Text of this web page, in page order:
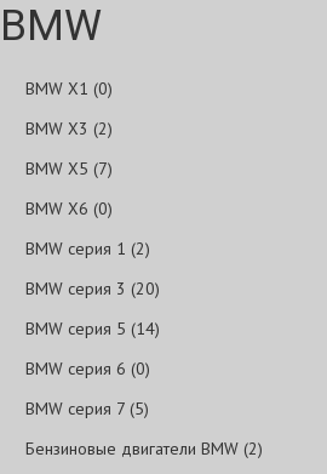
BMW
BMW X1 (0)
BMW X3 (2)
BMW X5 (7)
BMW X6 (0)
BMW серия 1 (2)
BMW серия 3 (20)
BMW серия 5 (14)
BMW серия 6 (0)
BMW серия 7 (5)
Бензиновые двигатели BMW (2)